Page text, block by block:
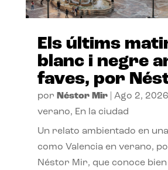
Els últims
blanc i negre
faves, por
por Néstor Mir| Ago 2, 2026
verano, En la ciudad
Un relato ambientado en
como Valencia en verano,
Néstor Mir, que conoce